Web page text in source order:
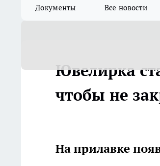
Документы Все новости
Ювелирка
чтобы не
На прилавке